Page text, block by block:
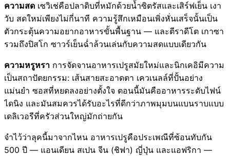
ความสด เซวิเช่คือปลาดิบที่หมักด้วยน้ำซิตรัสและเสิร์ฟเย็น เงา
วับ สดใหม่เพียงไม่กี่นาที ความรู้สึกเหมือนเพิ่งหั่นเสร็จนั้นเป็น
ตัวกระตุ้นความอยากอาหารขั้นพื้นฐาน — และตีราดีโต เกาซา
รวมถึงปิสโก ซาวร์เย็นฉ่ำล้วนเล่นกับความสดแบบเดียวกัน
ความหรูหรา การจัดจานอาหารเปรูสมัยใหม่และนิกเคอิมีความ
เป็นสถาปัตยกรรม: เส้นสายสะอาดตา เควเนลล์ที่ปั้นอย่าง
แม่นยำ ซอสที่หยดลงอย่างตั้งใจ ตอนนี้มันคืออาหารระดับไฟน์
ไดนิง และมันสมควรได้รับอะไรที่ดีกว่าภาพมุมบนแบนราบแบบ
เดลิเวอรีที่ครัวส่วนใหญ่มักถ่ายกัน
จำไว้ว่าลุคนี้มาจากไหน อาหารเปรูคือประเพณีที่ซ้อนทับกัน
500 ปี — แอนเดียน สเปน จีน (ชิฟา) ญี่ปุ่น และแอฟริกา —